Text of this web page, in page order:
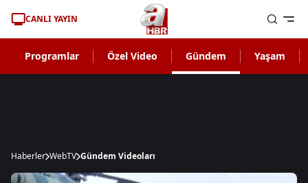
CANLI YAYIN
Programlar Özel Video Gündem Yaşam
Haberler WebTV Gündem Videoları